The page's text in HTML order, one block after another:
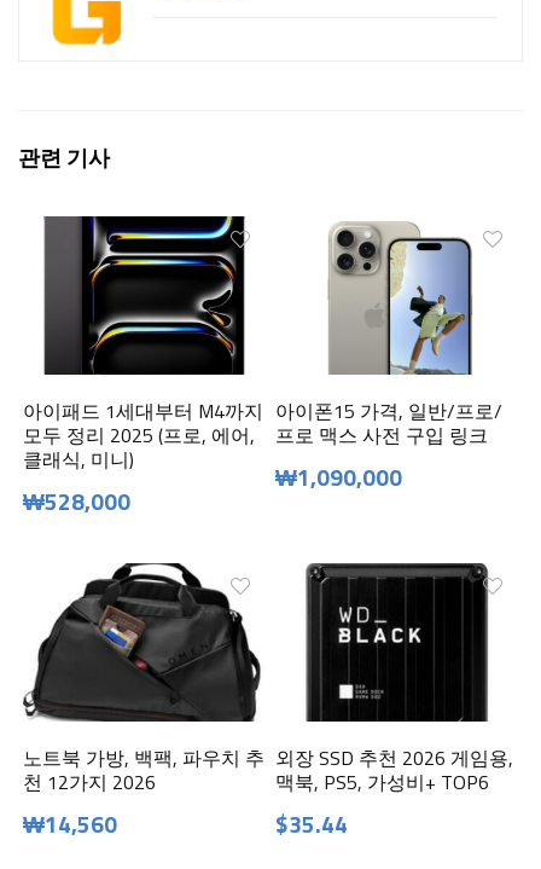
관련 기사
아이패드 1세대부터 M4까지
모두 정리 2025 (프로, 에어,
클래식, 미니)
₩528,000
아이폰15 가격, 일반/프로/
프로 맥스 사전 구입 링크
₩1,090,000
노트북 가방, 백팩, 파우치 추
천 12가지 2026
₩14,560
외장 SSD 추천 2026 게임용,
맥북, PS5, 가성비+ TOP6
$35.44